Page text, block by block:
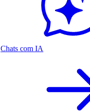
Chats com IA